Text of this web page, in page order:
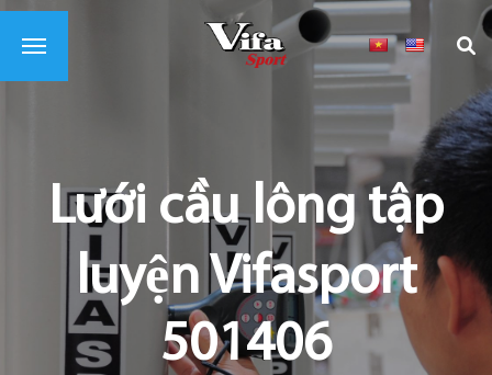
Lưới cầu lông tập
luyện Vifasport
501406